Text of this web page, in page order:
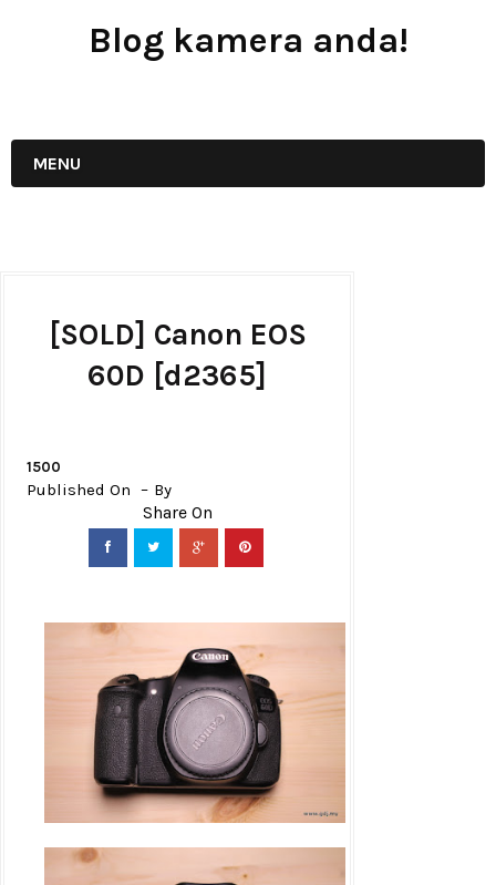
Blog kamera anda!
MENU
[SOLD] Canon EOS
60D [d2365]
1500
Published On By